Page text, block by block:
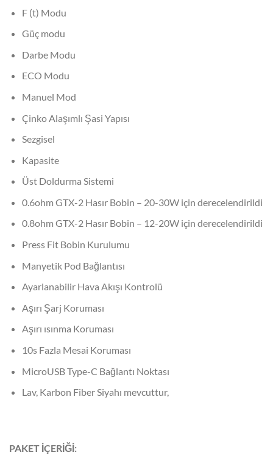
F (t) Modu
Güç modu
Darbe Modu
ECO Modu
Manuel Mod
Çinko Alaşımlı Şasi Yapısı
Sezgisel
Kapasite
Üst Doldurma Sistemi
0.6ohm GTX-2 Hasır Bobin – 20-30W için derecelendirildi
0.8ohm GTX-2 Hasır Bobin – 12-20W için derecelendirildi
Press Fit Bobin Kurulumu
Manyetik Pod Bağlantısı
Ayarlanabilir Hava Akışı Kontrolü
Aşırı Şarj Koruması
Aşırı ısınma Koruması
10s Fazla Mesai Koruması
MicroUSB Type-C Bağlantı Noktası
Lav, Karbon Fiber Siyahı mevcuttur,
PAKET İÇERİĞİ: